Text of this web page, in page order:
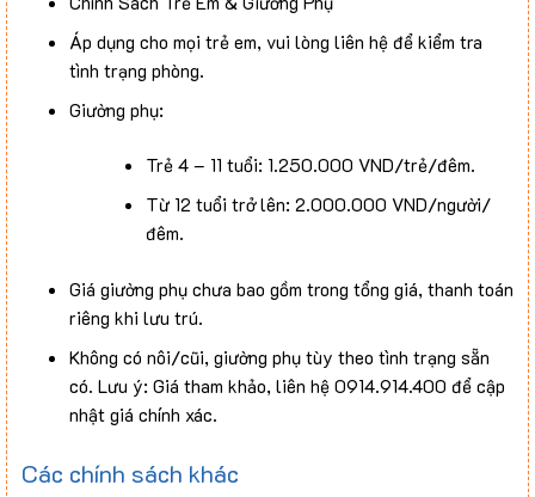
Áp dụng cho mọi trẻ em, vui lòng liên hệ để kiểm tra
tình trạng phòng.
Giường phụ:
Trẻ 4 – 11 tuổi: 1.250.000 VND/trẻ/đêm.
Từ 12 tuổi trở lên: 2.000.000 VND/người/
đêm.
Giá giường phụ chưa bao gồm trong tổng giá, thanh toán
riêng khi lưu trú.
Không có nôi/cũi, giường phụ tùy theo tình trạng sẵn
có. Lưu ý: Giá tham khảo, liên hệ 0914.914.400 để cập
nhật giá chính xác.
Các chính sách khác